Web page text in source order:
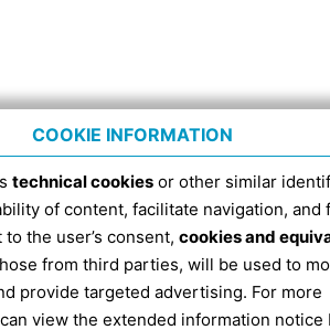
COOKIE INFORMATION
technical cookies or other similar
of content, facilitate navigation, and
the user’s consent, cookies and
from third parties, will be used to
provide targeted advertising. For more
view the extended information notice